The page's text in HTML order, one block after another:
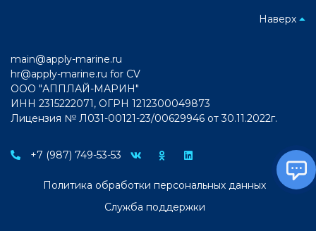
Наверх
main@apply-marine.ru
hr@apply-marine.ru for CV
ООО "АППЛАЙ-МАРИН"
ИНН 2315222071, ОГРН 1212300049873
Лицензия № Л031-00121-23/00629946 от 30.11.2022г.
+7 (987) 749-53-53
Политика обработки персональных данных
Служба поддержки